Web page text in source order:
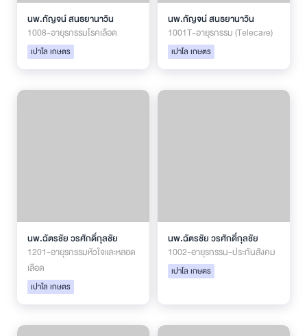
นพ.กัญจน์ สนธยานาวิน
1008-อายุรกรรมโรคเลือด
เปาโล เกษตร
นพ.กัญจน์ สนธยานาวิน
1001T-อายุรกรรม (Telecare)
เปาโล เกษตร
นพ.ฉัตรชัย วรศักดิ์กุลชัย
1201-อายุรกรรมหัวใจและหลอด
เลือด
เปาโล เกษตร
นพ.ฉัตรชัย วรศักดิ์กุลชัย
1002-อายุรกรรม-ประกันสังคม
เปาโล เกษตร